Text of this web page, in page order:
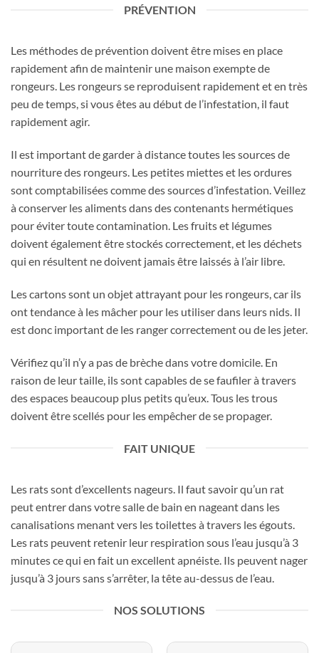
PRÉVENTION
Les méthodes de prévention doivent être mises en place
rapidement afin de maintenir une maison exempte de
rongeurs. Les rongeurs se reproduisent rapidement et en très
peu de temps, si vous êtes au début de l’infestation, il faut
rapidement agir.
Il est important de garder à distance toutes les sources de
nourriture des rongeurs. Les petites miettes et les ordures
sont comptabilisées comme des sources d’infestation. Veillez
à conserver les aliments dans des contenants hermétiques
pour éviter toute contamination. Les fruits et légumes
doivent également être stockés correctement, et les déchets
qui en résultent ne doivent jamais être laissés à l’air libre.
Les cartons sont un objet attrayant pour les rongeurs, car ils
ont tendance à les mâcher pour les utiliser dans leurs nids. Il
est donc important de les ranger correctement ou de les jeter.
Vérifiez qu’il n’y a pas de brèche dans votre domicile. En
raison de leur taille, ils sont capables de se faufiler à travers
des espaces beaucoup plus petits qu’eux. Tous les trous
doivent être scellés pour les empêcher de se propager.
FAIT UNIQUE
Les rats sont d’excellents nageurs. Il faut savoir qu’un rat
peut entrer dans votre salle de bain en nageant dans les
canalisations menant vers les toilettes à travers les égouts.
Les rats peuvent retenir leur respiration sous l’eau jusqu’à 3
minutes ce qui en fait un excellent apnéiste. Ils peuvent nager
jusqu’à 3 jours sans s’arrêter, la tête au-dessus de l’eau.
NOS SOLUTIONS